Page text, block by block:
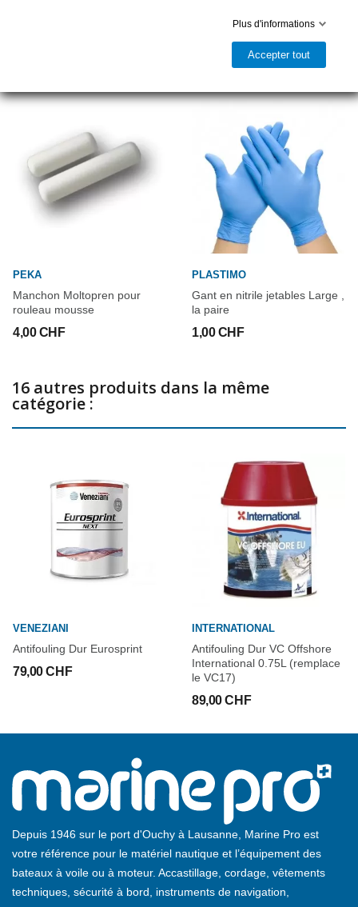
Grace sa forte teneur en cuivre et la présence de particules de
carbone pur, il garantit un excellent pouvoir antivégétatif et une
Efficace en mers chaudes ou tempérées, eaux mixtes et lacs.
La solubilité contrôlée du Raffaello en fait un produit adapté aux
bateaux moteurs de vitesse moyenne et aux bateaux à voiles.
Seule la couleur blanche est adaptée aux coques en aluminium.
Il n'accumule pas d'épaisseur excessive dans le temps grâce
l'usure progressive pendant l'utilisation du bateau.
Utilisez les biocides avec précaution. Avant toute utilisation, lisez
l'étiquette et les informations concernant ce produit.
SPÉCIFICATIONS TECHNIQUES
Rendement théorique 10 m2L
Temps de recouvrement 6h (20°C)
Mise à l'eau 12h (20°C)
PEKA
Manchon Moltopren pour
rouleau mousse
4,00 CHF
PLASTIMO
Gant en nitrile jetables Large ,
la paire
1,00 CHF
16 autres produits dans la même
catégorie :
VENEZIANI
Antifouling Dur Eurosprint
79,00 CHF
INTERNATIONAL
Antifouling Dur VC Offshore
International 0.75L (remplace
le VC17)
89,00 CHF
Depuis 1946 sur le port d'Ouchy à Lausanne, Marine Pro est
votre référence pour le matériel nautique et l’équipement des
bateaux à voile ou à moteur. Accastillage, cordage, vêtements
techniques, sécurité à bord, instruments de navigation,
Plus d'informations
Accepter tout